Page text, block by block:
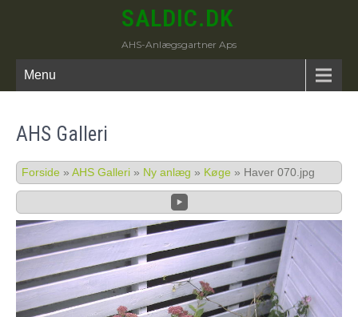
SALDIC.DK
AHS-Anlægsgartner Aps
Menu
AHS Galleri
Forside » AHS Galleri » Ny anlæg » Køge » Haver 070.jpg